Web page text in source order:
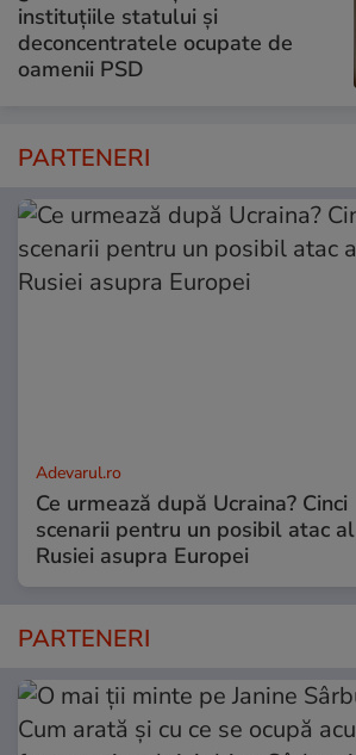
instituțiile statului și
deconcentratele ocupate de
oamenii PSD
PARTENERI
Adevarul.ro
Ce urmează după Ucraina? Cinci
scenarii pentru un posibil atac al
Rusiei asupra Europei
PARTENERI